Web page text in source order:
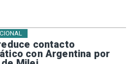
contacto
con Argentina por